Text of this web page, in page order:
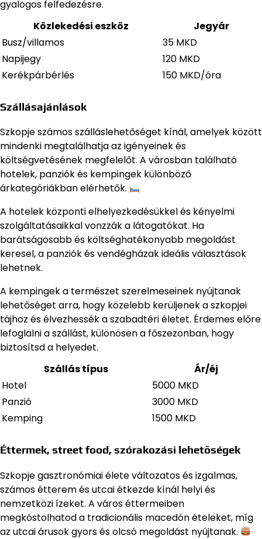
gyalogos felfedezésre.
Közlekedési eszköz
Jegyár
Busz/villamos
35 MKD
Napijegy
120 MKD
Kerékpárbérlés
150 MKD/óra
Szállásajánlások
Szkopje számos szálláslehetőséget kínál, amelyek között
mindenki megtalálhatja az igényeinek és
költségvetésének megfelelőt. A városban található
hotelek, panziók és kempingek különböző
árkategóriákban elérhetők.
A hotelek központi elhelyezkedésükkel és kényelmi
szolgáltatásaikkal vonzzák a látogatókat. Ha
barátságosabb és költséghatékonyabb megoldást
keresel, a panziók és vendégházak ideális választások
lehetnek.
A kempingek a természet szerelmeseinek nyújtanak
lehetőséget arra, hogy közelebb kerüljenek a szkopjei
tájhoz és élvezhessék a szabadtéri életet. Érdemes előre
lefoglalni a szállást, különösen a főszezonban, hogy
biztosítsd a helyedet.
Szállás típus
Ár/éj
Hotel
5000 MKD
Panzió
3000 MKD
Kemping
1500 MKD
Éttermek, street food, szórakozási lehetőségek
Szkopje gasztronómiai élete változatos és izgalmas,
számos étterem és utcai étkezde kínál helyi és
nemzetközi ízeket. A város éttermeiben
megkóstolhatod a tradicionális macedón ételeket, míg
az utcai árusok gyors és olcsó megoldást nyújtanak.